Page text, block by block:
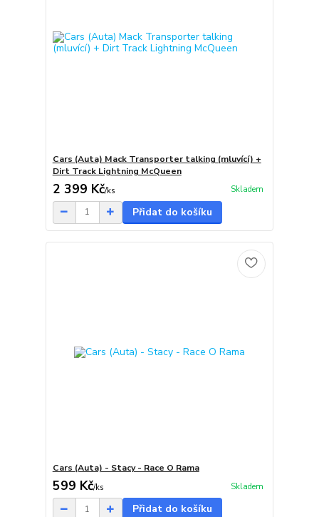
Cars (Auta) Mack Transporter talking (mluvící) +
Dirt Track Lightning McQueen
2 399 Kč/ks Skladem
Přidat do košíku
Cars (Auta) - Stacy - Race O Rama
599 Kč/ks Skladem
Přidat do košíku